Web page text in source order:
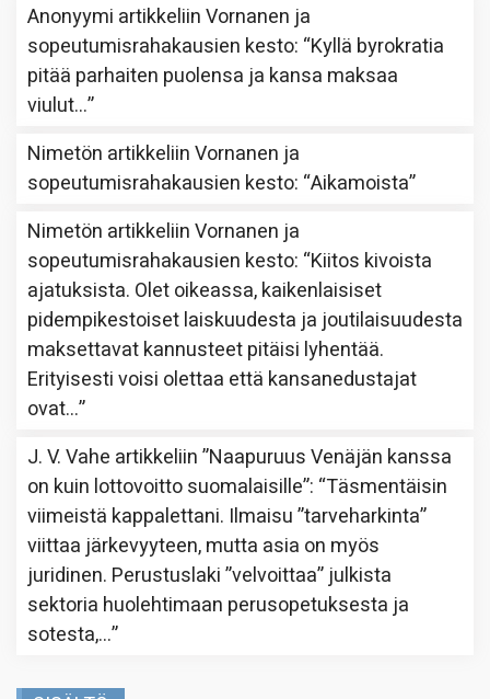
Anonyymi artikkeliinVornanen ja
sopeutumisrahakausien kesto: “Kyllä byrokratia
pitää parhaiten puolensa ja kansa maksaa
viulut…”
Nimetön artikkeliinVornanen ja
sopeutumisrahakausien kesto: “Aikamoista”
Nimetön artikkeliinVornanen ja
sopeutumisrahakausien kesto: “Kiitos kivoista
ajatuksista. Olet oikeassa, kaikenlaisiset
pidempikestoiset laiskuudesta ja joutilaisuudesta
maksettavat kannusteet pitäisi lyhentää.
Erityisesti voisi olettaa että kansanedustajat
ovat…”
J. V. Vahe artikkeliin”Naapuruus Venäjän kanssa
on kuin lottovoitto suomalaisille”: “Täsmentäisin
viimeistä kappalettani. Ilmaisu ”tarveharkinta”
viittaa järkevyyteen, mutta asia on myös
juridinen. Perustuslaki ”velvoittaa” julkista
sektoria huolehtimaan perusopetuksesta ja
sotesta,…”